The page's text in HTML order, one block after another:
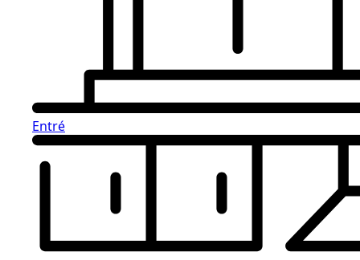
Entré